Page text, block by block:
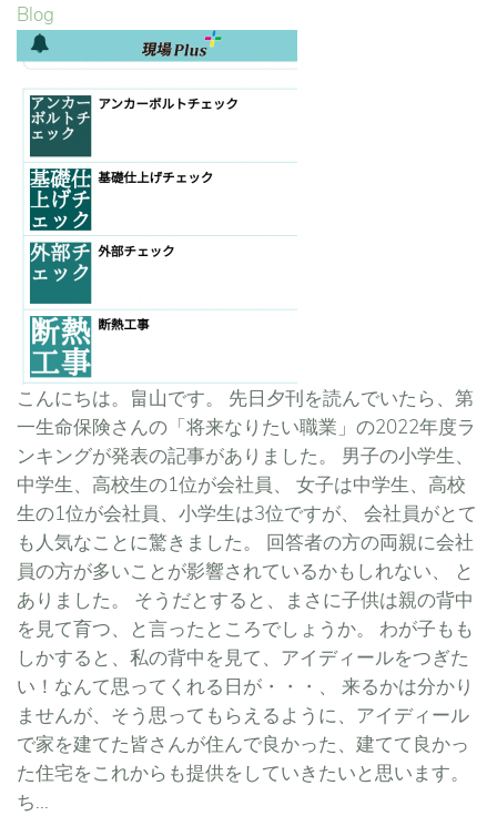
Blog
こんにちは。畠山です。 先日夕刊を読んでいたら、第
一生命保険さんの「将来なりたい職業」の2022年度ラ
ンキングが発表の記事がありました。 男子の小学生、
中学生、高校生の1位が会社員、 女子は中学生、高校
生の1位が会社員、小学生は3位ですが、 会社員がとて
も人気なことに驚きました。 回答者の方の両親に会社
員の方が多いことが影響されているかもしれない、 と
ありました。 そうだとすると、まさに子供は親の背中
を見て育つ、と言ったところでしょうか。 わが子もも
しかすると、私の背中を見て、アイディールをつぎた
い！なんて思ってくれる日が・・・、 来るかは分かり
ませんが、そう思ってもらえるように、アイディール
で家を建てた皆さんが住んで良かった、建てて良かっ
た住宅をこれからも提供をしていきたいと思います。
ち...